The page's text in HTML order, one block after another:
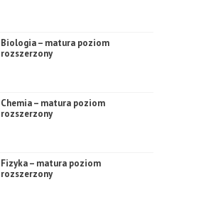
Biologia – matura poziom
rozszerzony
Chemia – matura poziom
rozszerzony
Fizyka – matura poziom
rozszerzony